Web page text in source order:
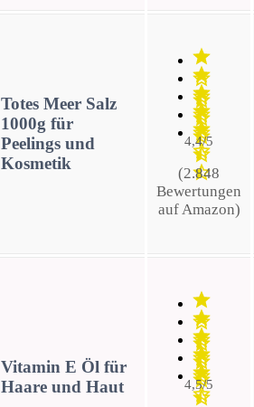
Totes Meer Salz
1000g für
Peelings und
Kosmetik
4,4/5
(2.848
Bewertungen
auf Amazon)
Vitamin E Öl für
Haare und Haut
4,5/5